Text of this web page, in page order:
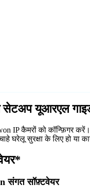
सेटअप यूआरएल
IP कैमरों को कॉन्फ़िगर करें।
घरेलू सुरक्षा के लिए हो या
संगत सॉफ़्टवेयर